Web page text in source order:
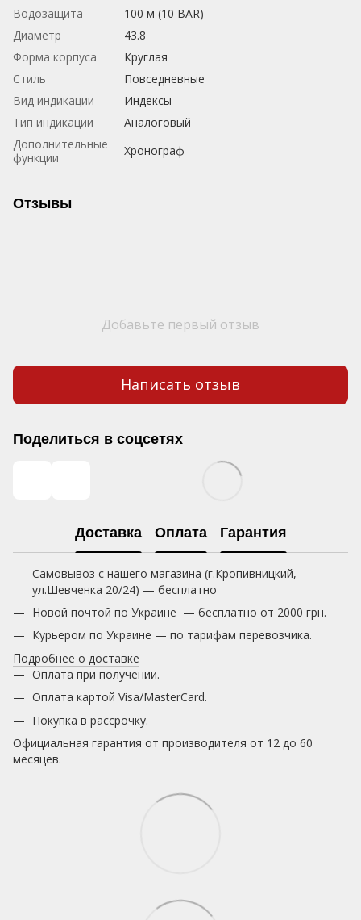
Водозащита
100 м (10 BAR)
Диаметр
43.8
Форма корпуса
Круглая
Стиль
Повседневные
Вид индикации
Индексы
Тип индикации
Аналоговый
Дополнительные
функции
Хронограф
Отзывы
Добавьте первый отзыв
Написать отзыв
Поделиться в соцсетях
Доставка Оплата Гарантия
Самовывоз с нашего магазина (г.Кропивницкий,
ул.Шевченка 20/24) — бесплатно
Новой почтой по Украине — бесплатно от 2000 грн.
Курьером по Украине — по тарифам перевозчика.
Подробнее о доставке
Оплата при получении.
Оплата картой Visa/MasterCard.
Покупка в рассрочку.
Официальная гарантия от производителя от 12 до 60
месяцев.